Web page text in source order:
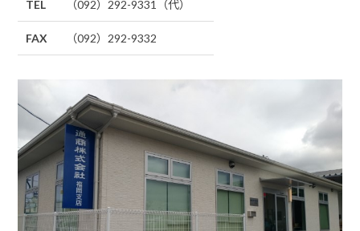
TEL （092）292-9331（代）
FAX （092）292-9332